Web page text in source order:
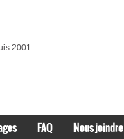
2001
FAQ Nous joindre